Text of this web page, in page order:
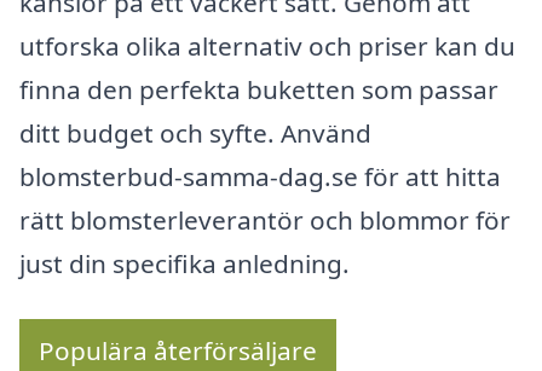
utforska olika alternativ och priser kan du
finna den perfekta buketten som passar
ditt budget och syfte. Använd
blomsterbud-samma-dag.se för att hitta
rätt blomsterleverantör och blommor för
just din specifika anledning.
Populära återförsäljare